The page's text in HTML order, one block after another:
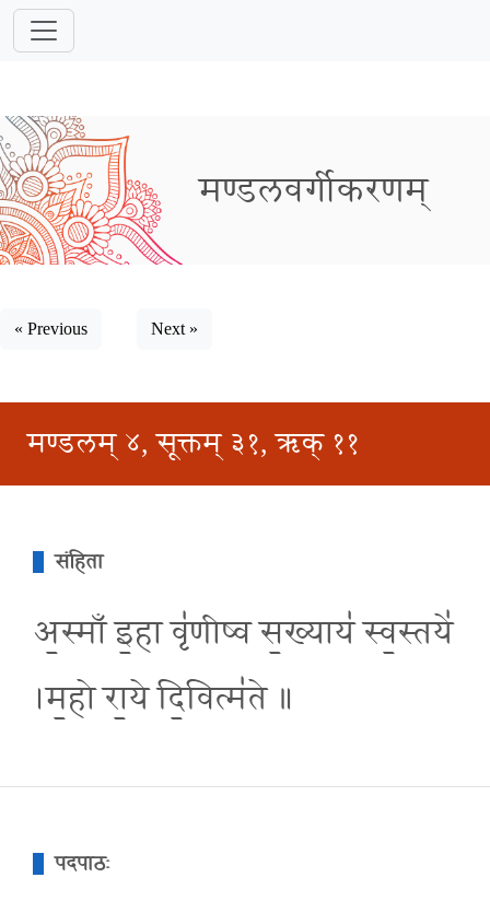
मण्डलवर्गीकरणम्
« Previous Next »
मण्डलम् ४, सूक्तम् ३१, ऋक् ११
संहिता
अ॒स्माँ इ॒हा वृ॑णीष्व स॒ख्याय॑ स्व॒स्तये॑
।म॒हो रा॒ये दि॒वित्म॑ते ॥
पदपाठः